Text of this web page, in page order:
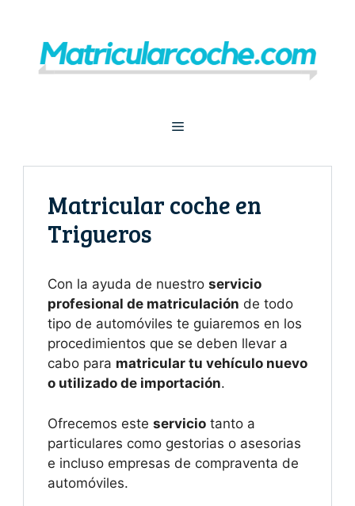
contenido
Menú
Matricular coche en
Trigueros
Con la ayuda de nuestro servicio
profesional de matriculación de todo
tipo de automóviles te guiaremos en los
procedimientos que se deben llevar a
cabo para matricular tu vehículo nuevo
o utilizado de importación.
Ofrecemos este servicio tanto a
particulares como gestorias o asesorias
e incluso empresas de compraventa de
automóviles.